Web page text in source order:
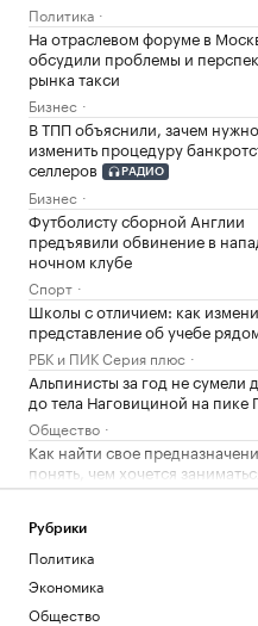
Политика
На отраслевом форуме в
обсудили проблемы и
рынка такси
Бизнес
В ТПП объяснили, зачем нужно
изменить процедуру
селлеров
РАДИО
Бизнес
Футболисту сборной Англии
предъявили обвинение в
ночном клубе
Спорт
Школы с отличием: как
представление об учебе
РБК и ПИК Серия плюс
Альпинисты за год не сумели
до тела Наговициной на пике
Общество
Как найти свое
понять, чем хочется
FT узнала о выборе ЕС —
«сейчас или никогда»
Политика
Почему доллар поднялся
причины падения курса рубля
Рубрики
Политика
Экономика
Общество